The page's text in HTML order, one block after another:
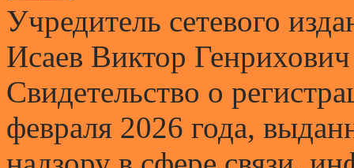
Учредитель сетевого
Исаев Виктор Генрихович
Свидетельство о
февраля 2026 года,